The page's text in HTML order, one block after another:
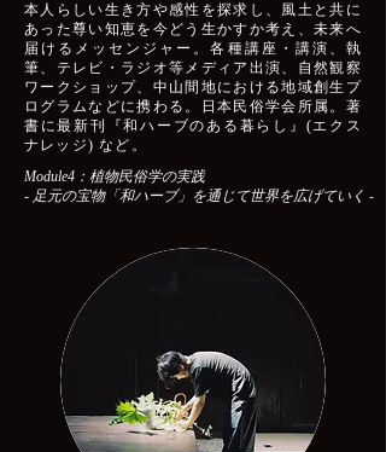
本人らしい生き方や感性を探求し、風土と共に
あった尊い知恵を今どう生かすか考え、未来へ
届けるメッセンジャー。各種講座・講演、執
筆、テレビ・ラジオ等メディア出演、自然観察
ワークショップ、中山間地における地域創生プ
ログラムなどに携わる。日本民俗学会所属。著
書に最新刊『和ハーブのある暮らし』(エクス
ナレッジ) など。
Module4：植物民俗学の実践
- 足元の宝物「和ハーブ」を通じて世界を広げていく -